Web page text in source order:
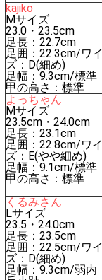
kajiko
Mサイズ
23.0・23.5cm
足長：22.7cm
足囲：22.3cm/ワイ
ズ：D(細め)
足幅：9.3cm/標準
甲の高さ：標準
よっちゃん
Mサイズ
23.5cm・24.0cm
足長：23.1cm
足囲：22.8cm/ワイ
ズ：E(やや細め)
足幅：9.1cm/標準
甲の高さ：標準
くるみさん
Lサイズ
23.5・24.0cm
足長：23.5cm
足囲：22.5cm/ワイ
ズ：D(細め)
足幅：9.3cm/弱内